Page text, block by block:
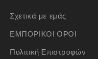
Σχετικά με εμάς
ΕΜΠΟΡΙΚΟΙ ΟΡΟΙ
Πολιτική Επιστροφών